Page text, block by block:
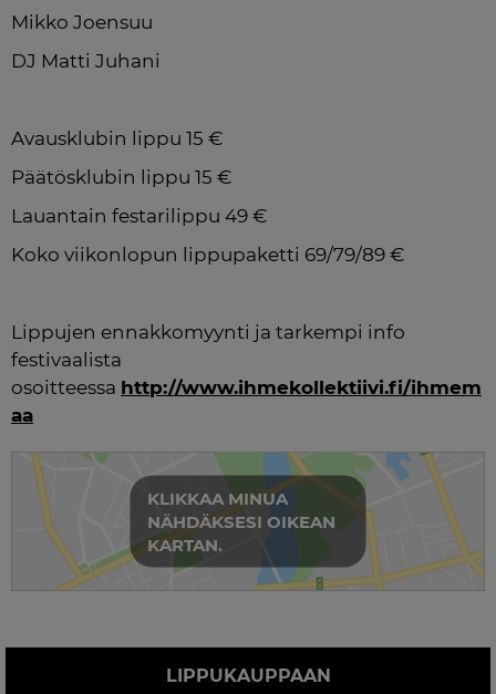
Mikko Joensuu
DJ Matti Juhani
Avausklubin lippu 15 €
Päätösklubin lippu 15 €
Lauantain festarilippu 49 €
Koko viikonlopun lippupaketti 69/79/89 €
Lippujen ennakkomyynti ja tarkempi info
festivaalista
osoitteessa http://www.ihmekollektiivi.fi/ihmem
aa
KLIKKAA MINUA
NÄHDÄKSESI OIKEAN
KARTAN.
LIPPUKAUPPAAN